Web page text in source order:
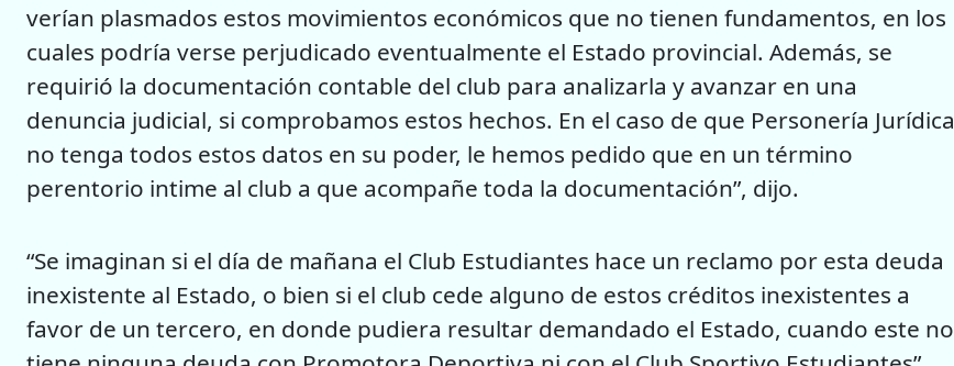
verían plasmados estos movimientos económicos que no tienen fundamentos, en los
cuales podría verse perjudicado eventualmente el Estado provincial. Además, se
requirió la documentación contable del club para analizarla y avanzar en una
denuncia judicial, si comprobamos estos hechos. En el caso de que Personería Jurídica
no tenga todos estos datos en su poder, le hemos pedido que en un término
perentorio intime al club a que acompañe toda la documentación”, dijo.
“Se imaginan si el día de mañana el Club Estudiantes hace un reclamo por esta deuda
inexistente al Estado, o bien si el club cede alguno de estos créditos inexistentes a
favor de un tercero, en donde pudiera resultar demandado el Estado, cuando este no